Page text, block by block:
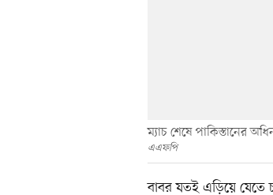
ম্যাচ শেষে পাকিস্তানের
এএফপি
বাবর যতই এড়িয়ে যেতে